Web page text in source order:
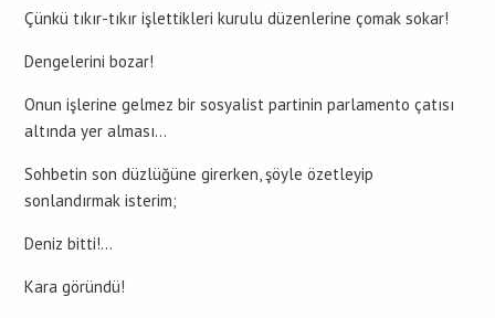
Çünkü tıkır-tıkır işlettikleri kurulu düzenlerine çomak sokar!
Dengelerini bozar!
Onun işlerine gelmez bir sosyalist partinin parlamento çatısı
altında yer alması…
Sohbetin son düzlüğüne girerken, şöyle özetleyip
sonlandırmak isterim;
Deniz bitti!…
Kara göründü!